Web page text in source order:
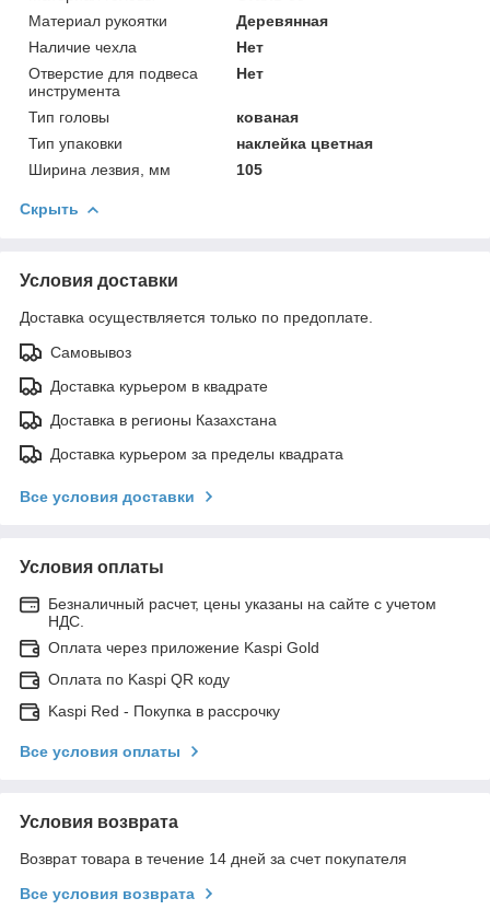
Материал рукоятки
Деревянная
Наличие чехла
Нет
Отверстие для подвеса
инструмента
Нет
Тип головы
кованая
Тип упаковки
наклейка цветная
Ширина лезвия, мм
105
Скрыть
Условия доставки
Доставка осуществляется только по предоплате.
Самовывоз
Доставка курьером в квадрате
Доставка в регионы Казахстана
Доставка курьером за пределы квадрата
Все условия доставки
Условия оплаты
Безналичный расчет, цены указаны на сайте с учетом
НДС.
Оплата через приложение Kaspi Gold
Оплата по Kaspi QR коду
Kaspi Red - Покупка в рассрочку
Все условия оплаты
Условия возврата
Возврат товара в течение 14 дней за счет покупателя
Все условия возврата